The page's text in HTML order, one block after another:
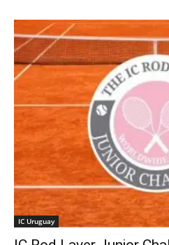
IC Uruguay